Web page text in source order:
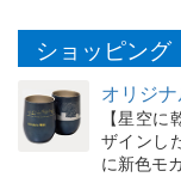
ショッピング
オリジ
【星空
ザインし
に新色モ